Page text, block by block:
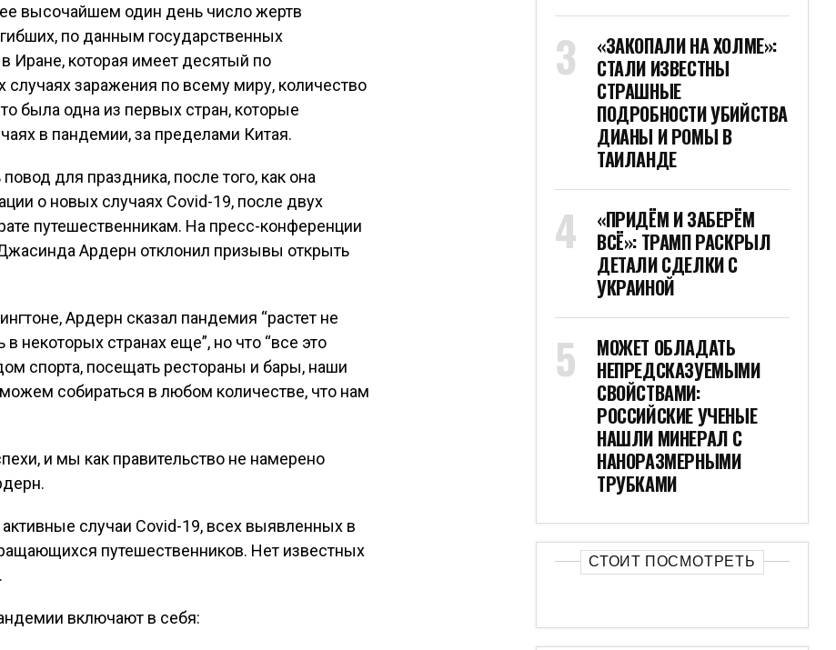
высочайшем один день число жертв
по данным государственных
Иране, которая имеет десятый по
заражения по всему миру, количество
была одна из первых стран, которые
в пандемии, за пределами Китая.
повод для праздника, после того, как она
о новых случаях Covid-19, после двух
путешественникам. На пресс-конференции
Ардерн отклонил призывы открыть
Ардерн сказал пандемия “растет не
некоторых странах еще”, но что “все это
спорта, посещать рестораны и бары, наши
собираться в любом количестве, что нам
и мы как правительство не намерено
случаи Covid-19, всех выявленных в
путешественников. Нет известных
включают в себя:
«ЗАКОПАЛИ НА ХОЛМЕ»:
СТАЛИ ИЗВЕСТНЫ
СТРАШНЫЕ
ПОДРОБНОСТИ УБИЙСТВА
ДИАНЫ И РОМЫ В
ТАИЛАНДЕ
«ПРИДЁМ И ЗАБЕРЁМ
ВСЁ»: ТРАМП РАСКРЫЛ
ДЕТАЛИ СДЕЛКИ С
УКРАИНОЙ
МОЖЕТ ОБЛАДАТЬ
НЕПРЕДСКАЗУЕМЫМИ
СВОЙСТВАМИ:
РОССИЙСКИЕ УЧЕНЫЕ
НАШЛИ МИНЕРАЛ С
НАНОРАЗМЕРНЫМИ
ТРУБКАМИ
СТОИТ ПОСМОТРЕТЬ